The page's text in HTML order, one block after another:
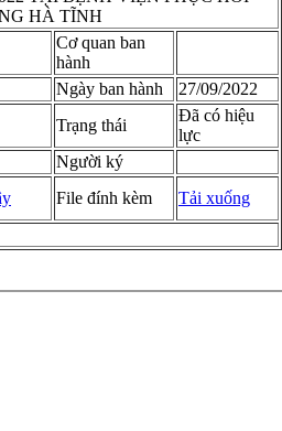
HÀ TĨNH
Cơ quan ban
hành
Ngày ban hành
27/09/2022
Trạng thái
Đã có hiệu
lực
Người ký
File đính kèm
Tải xuống